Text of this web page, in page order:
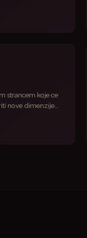
strancem koje ce
nove dimenzije